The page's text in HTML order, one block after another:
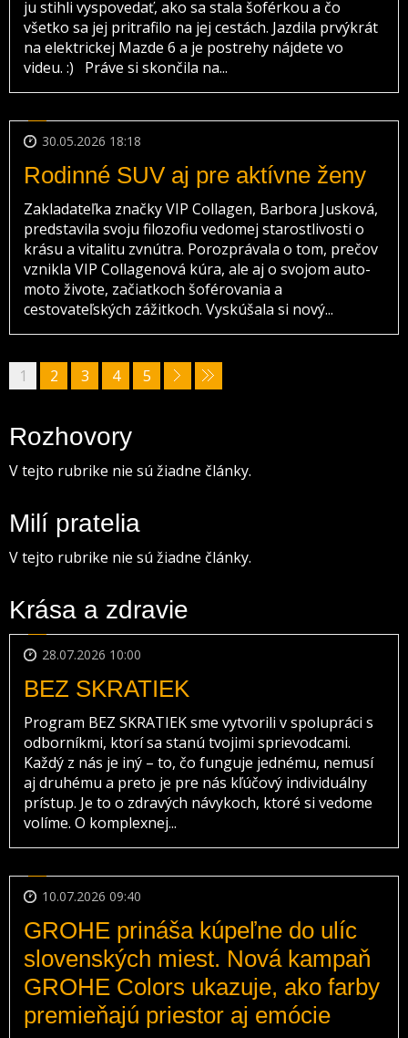
ju stihli vyspovedať, ako sa stala šoférkou a čo
všetko sa jej pritrafilo na jej cestách. Jazdila prvýkrát
na elektrickej Mazde 6 a je postrehy nájdete vo
videu. :) Práve si skončila na...
30.05.2026 18:18
Rodinné SUV aj pre aktívne ženy
Zakladateľka značky VIP Collagen, Barbora Jusková,
predstavila svoju filozofiu vedomej starostlivosti o
krásu a vitalitu zvnútra. Porozprávala o tom, prečov
vznikla VIP Collagenová kúra, ale aj o svojom auto-
moto živote, začiatkoch šoférovania a
cestovateľských zážitkoch. Vyskúšala si nový...
1 2 3 4 5
Rozhovory
V tejto rubrike nie sú žiadne články.
Milí pratelia
V tejto rubrike nie sú žiadne články.
Krása a zdravie
28.07.2026 10:00
BEZ SKRATIEK
Program BEZ SKRATIEK sme vytvorili v spolupráci s
odborníkmi, ktorí sa stanú tvojimi sprievodcami.
Každý z nás je iný – to, čo funguje jednému, nemusí
aj druhému a preto je pre nás kľúčový individuálny
prístup. Je to o zdravých návykoch, ktoré si vedome
volíme. O komplexnej...
10.07.2026 09:40
GROHE prináša kúpeľne do ulíc
slovenských miest. Nová kampaň
GROHE Colors ukazuje, ako farby
premieňajú priestor aj emócie